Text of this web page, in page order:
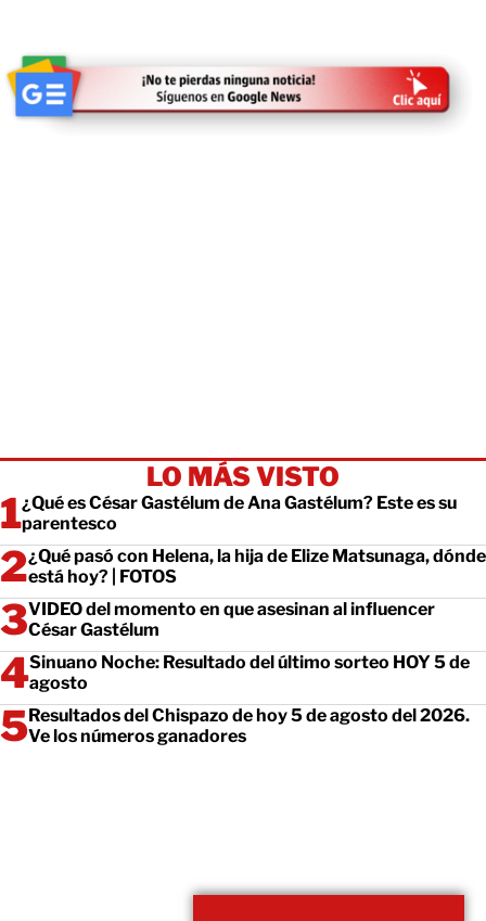
LO MÁS VISTO
¿Qué es César Gastélum de Ana Gastélum? Este es su
parentesco
¿Qué pasó con Helena, la hija de Elize Matsunaga, dónde
está hoy? | FOTOS
VIDEO del momento en que asesinan al influencer
César Gastélum
Sinuano Noche: Resultado del último sorteo HOY 5 de
agosto
Resultados del Chispazo de hoy 5 de agosto del 2026.
Ve los números ganadores